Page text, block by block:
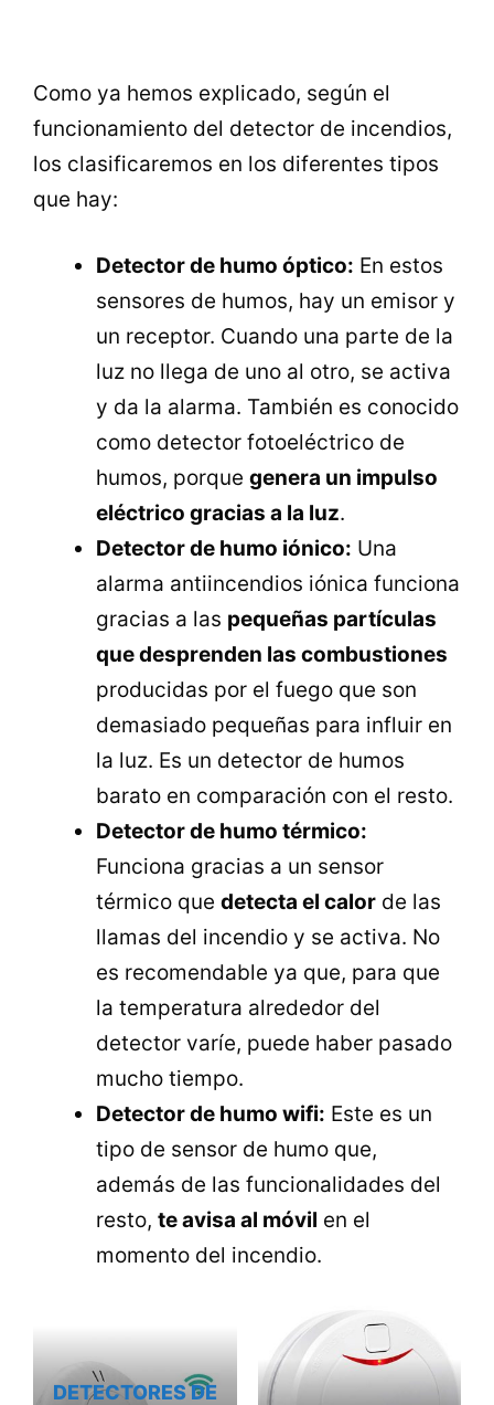
Como ya hemos explicado, según el
funcionamiento del detector de incendios,
los clasificaremos en los diferentes tipos
que hay:
Detector de humo óptico: En estos
sensores de humos, hay un emisor y
un receptor. Cuando una parte de la
luz no llega de uno al otro, se activa
y da la alarma. También es conocido
como detector fotoeléctrico de
humos, porque genera un impulso
eléctrico gracias a la luz.
Detector de humo iónico: Una
alarma antiincendios iónica funciona
gracias a las pequeñas partículas
que desprenden las combustiones
producidas por el fuego que son
demasiado pequeñas para influir en
la luz. Es un detector de humos
barato en comparación con el resto.
Detector de humo térmico:
Funciona gracias a un sensor
térmico que detecta el calor de las
llamas del incendio y se activa. No
es recomendable ya que, para que
la temperatura alrededor del
detector varíe, puede haber pasado
mucho tiempo.
Detector de humo wifi: Este es un
tipo de sensor de humo que,
además de las funcionalidades del
resto, te avisa al móvil en el
momento del incendio.
DETECTORES DE